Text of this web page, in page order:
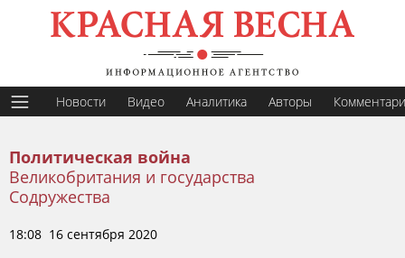
Новости Видео Аналитика Авторы
Политическая война
Великобритания и государства
Содружества
18:08 16 сентября 2020